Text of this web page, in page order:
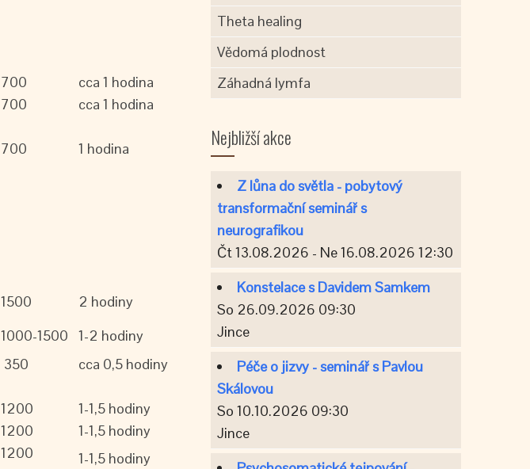
700
cca 1 hodina
700 cca 1 hodina
700 1 hodina
1500
2 hodiny
1000-1500
1-2 hodiny
350 cca 0,5 hodiny
1200
1-1,5 hodiny
1200
1-1,5 hodiny
1200 1-1,5 hodiny
Theta healing
Vědomá plodnost
Záhadná lymfa
Nejbližší akce
Z lůna do světla - pobytový
transformační seminář s
neurografikou
Čt 13.08.2026 - Ne 16.08.2026 12:30
Konstelace s Davidem Samkem
So 26.09.2026 09:30
Jince
Péče o jizvy - seminář s Pavlou
Skálovou
So 10.10.2026 09:30
Jince